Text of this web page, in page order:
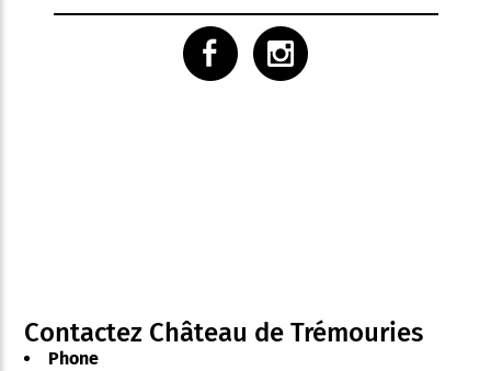
Contactez Château de Trémouries
Phone